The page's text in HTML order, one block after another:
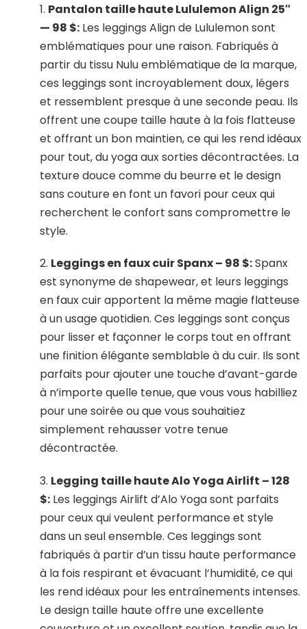
1. Pantalon taille haute Lululemon Align 25″
— 98 $: Les leggings Align de Lululemon sont
emblématiques pour une raison. Fabriqués à
partir du tissu Nulu emblématique de la marque,
ces leggings sont incroyablement doux, légers
et ressemblent presque à une seconde peau. Ils
offrent une coupe taille haute à la fois flatteuse
et offrant un bon maintien, ce qui les rend idéaux
pour tout, du yoga aux sorties décontractées. La
texture douce comme du beurre et le design
sans couture en font un favori pour ceux qui
recherchent le confort sans compromettre le
style.
2. Leggings en faux cuir Spanx – 98 $:Spanx
est synonyme de shapewear, et leurs leggings
en faux cuir apportent la même magie flatteuse
à un usage quotidien. Ces leggings sont conçus
pour lisser et façonner le corps tout en offrant
une finition élégante semblable à du cuir. Ils sont
parfaits pour ajouter une touche d’avant-garde
à n’importe quelle tenue, que vous vous habilliez
pour une soirée ou que vous souhaitiez
simplement rehausser votre tenue
décontractée.
3. Legging taille haute Alo Yoga Airlift – 128
$: Les leggings Airlift d’Alo Yoga sont parfaits
pour ceux qui veulent performance et style
dans un seul ensemble. Ces leggings sont
fabriqués à partir d’un tissu haute performance
à la fois respirant et évacuant l’humidité, ce qui
les rend idéaux pour les entraînements intenses.
Le design taille haute offre une excellente